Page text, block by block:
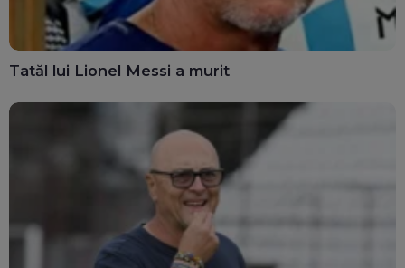
Tatăl lui Lionel Messi a murit